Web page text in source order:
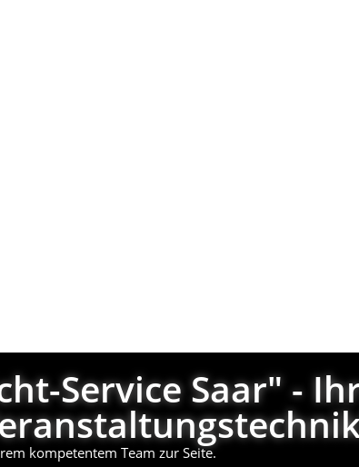
Service Saar" -
kompetentem Team zur Seite.